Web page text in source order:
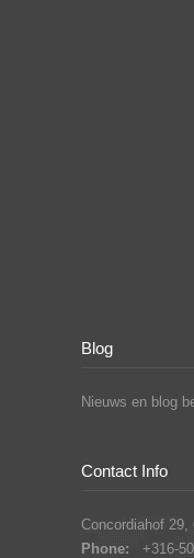
Blog
Nieuws en blog
Contact Info
Concordiahof
Phone:
+316-